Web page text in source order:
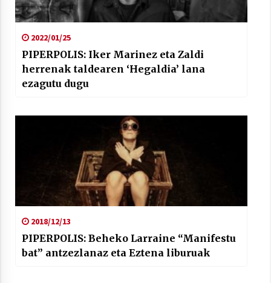
2022/01/25
PIPERPOLIS: Iker Marinez eta Zaldi
herrenak taldearen ‘Hegaldia’ lana
ezagutu dugu
2018/12/13
PIPERPOLIS: Beheko Larraine “Manifestu
bat” antzezlanaz eta Eztena liburuak